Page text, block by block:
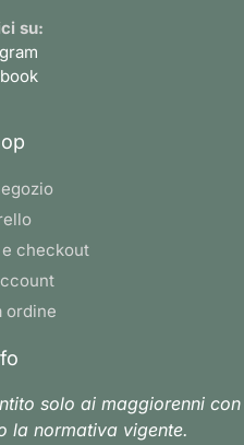
su:
e checkout
ordine
solo ai maggiorenni con
la normativa vigente.